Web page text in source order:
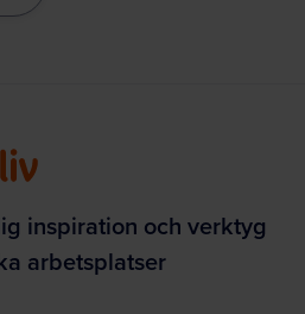
inspiration och verktyg
arbetsplatser